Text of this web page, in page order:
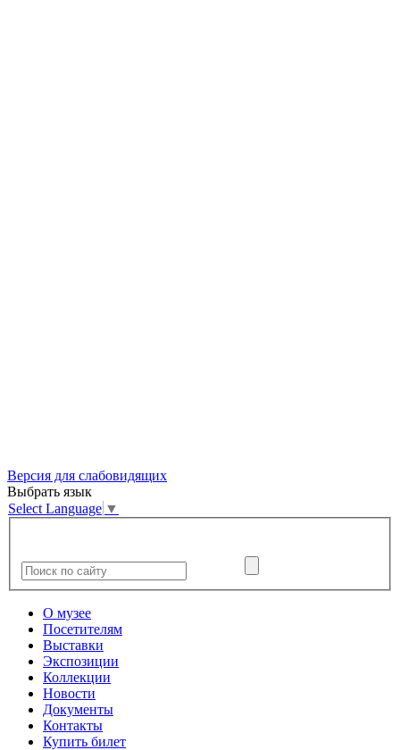
Версия для слабовидящих
Выбрать язык
Select Language ▼
О музее
Посетителям
Выставки
Экспозиции
Коллекции
Новости
Документы
Контакты
Купить билет